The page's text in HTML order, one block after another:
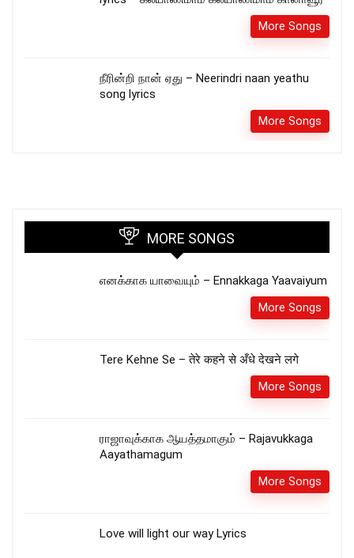
More Songs
நீரின்றி நான் ஏது – Neerindri naan yeathu
song lyrics
More Songs
MORE SONGS
எனக்காக யாவையும் – Ennakkaga Yaavaiyum
More Songs
Tere Kehne Se – तेरे कहने से अँधे देखने लगे
More Songs
ராஜாவுக்காக ஆயத்தமாகும் – Rajavukkaga
Aayathamagum
More Songs
Love will light our way Lyrics